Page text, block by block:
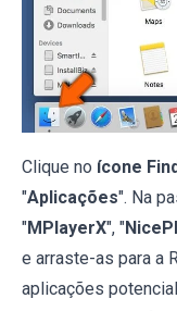
Clique no ícone
"Aplicações". Na
"MPlayerX", "
e arraste-as para a
aplicações